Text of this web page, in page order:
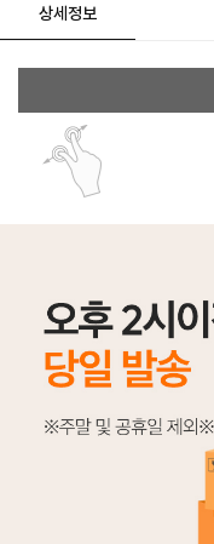
상세정보